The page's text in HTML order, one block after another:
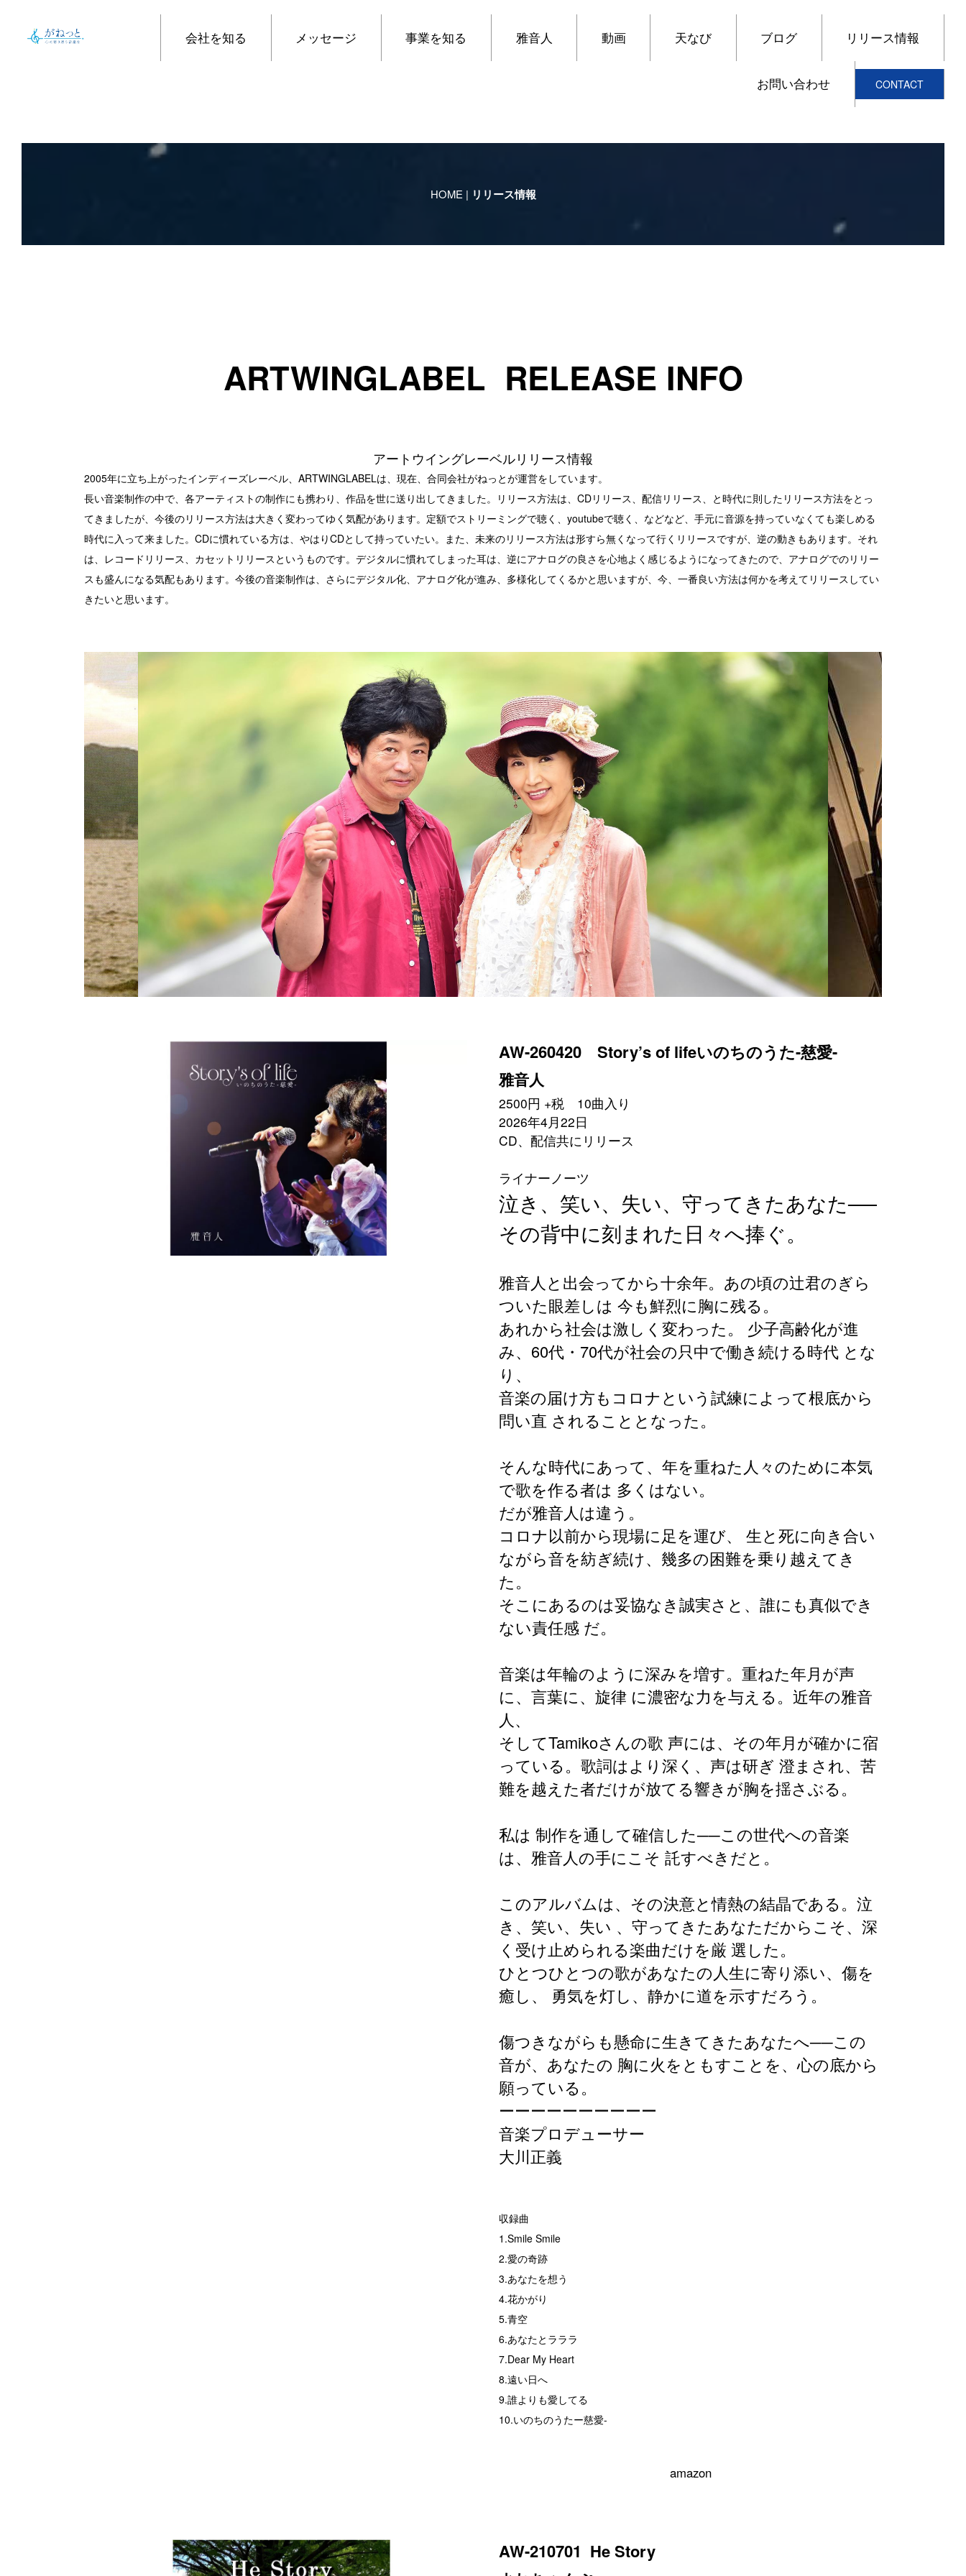
会社を知る メッセージ 事業を知る 雅音人 動画 天なび ブログ リリース情報
お問い合わせ CONTACT
HOME | リリース情報
ARTWINGLABEL RELEASE INFO
アートウイングレーベルリリース情報
2005年に立ち上がったインディーズレーベル、ARTWINGLABELは、現在、合同会社がねっとが運営をしています。
長い音楽制作の中で、各アーティストの制作にも携わり、作品を世に送り出してきました。リリース方法は、CDリリース、配信リリース、と時代に則したリリース方法をとっ
てきましたが、今後のリリース方法は大きく変わってゆく気配があります。定額でストリーミングで聴く、youtubeで聴く、などなど、手元に音源を持っていなくても楽しめる
時代に入って来ました。CDに慣れている方は、やはりCDとして持っていたい。また、未来のリリース方法は形すら無くなって行くリリースですが、逆の動きもあります。それ
は、レコードリリース、カセットリリースというものです。デジタルに慣れてしまった耳は、逆にアナログの良さを心地よく感じるようになってきたので、アナログでのリリー
スも盛んになる気配もあります。今後の音楽制作は、さらにデジタル化、アナログ化が進み、多様化してくるかと思いますが、今、一番良い方法は何かを考えてリリースしてい
きたいと思います。
AW-260420 Story’s of lifeいのちのうた-慈愛-
雅音人
2500円 +税 10曲入り
2026年4月22日
CD、配信共にリリース
ライナーノーツ
泣き、笑い、失い、守ってきたあなた──
その背中に刻まれた日々へ捧ぐ。
雅音人と出会ってから十余年。あの頃の辻君のぎら
ついた眼差しは今も鮮烈に胸に残る。
あれから社会は激しく変わった。 少子高齢化が進
み、60代・70代が社会の只中で働き続ける時代 とな
り、
音楽の届け方もコロナという試練によって根底から
問い直 されることとなった。
そんな時代にあって、年を重ねた人々のために本気
で歌を作る者は 多くはない。
だが雅音人は違う。
コロナ以前から現場に足を運び、生と死に向き合い
ながら音を紡ぎ続け、幾多の困難を乗り越えてき
た。
そこにあるのは妥協なき誠実さと、誰にも真似でき
ない責任感 だ。
音楽は年輪のように深みを増す。重ねた年月が声
に、言葉に、旋律 に濃密な力を与える。近年の雅音
人、
そしてTamikoさんの歌 声には、その年月が確かに宿
っている。歌詞はより深く、声は研ぎ澄まされ、苦
難を越えた者だけが放てる響きが胸を揺さぶる。
私は制作を通して確信した──この世代への音楽
は、雅音人の手にこそ託すべきだと。
このアルバムは、その決意と情熱の結晶である。泣
き、笑い、失い 、守ってきたあなただからこそ、深
く受け止められる楽曲だけを厳選した。
ひとつひとつの歌があなたの人生に寄り添い、傷を
癒し、 勇気を灯し、静かに道を示すだろう。
傷つきながらも懸命に生きてきたあなたへ──この
音が、あなたの 胸に火をともすことを、心の底から
願っている。
ーーーーーーーーーー
音楽プロデューサー
大川正義
収録曲
1.Smile Smile
2.愛の奇跡
3.あなたを想う
4.花かがり
5.青空
6.あなたとラララ
7.Dear My Heart
8.遠い日へ
9.誰よりも愛してる
10.いのちのうたー慈愛-
amazon
AW-210701 He Story